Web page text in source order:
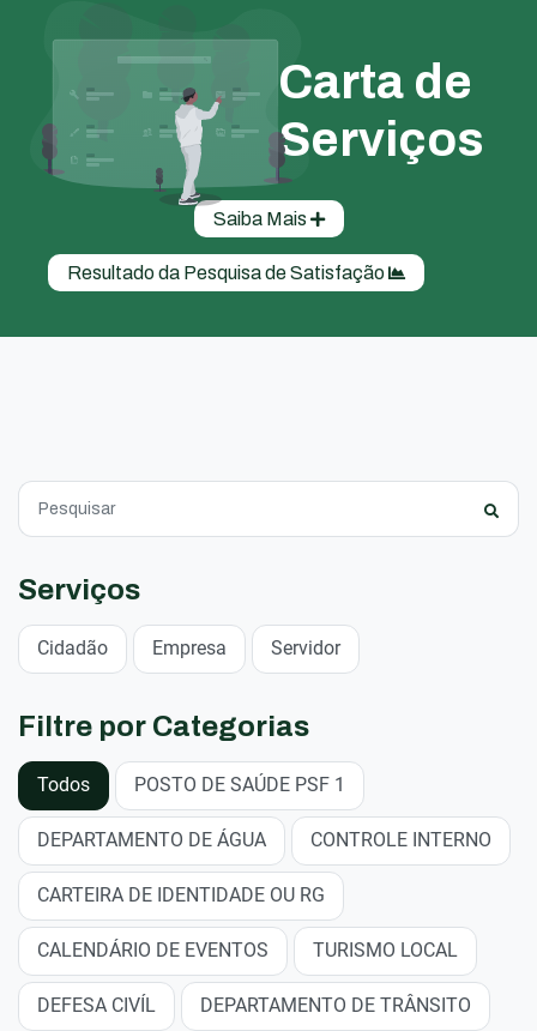
Carta de
Serviços
Saiba Mais
Resultado da Pesquisa de Satisfação
Serviços
Cidadão Empresa Servidor
Filtre por Categorias
Todos POSTO DE SAÚDE PSF 1
DEPARTAMENTO DE ÁGUA CONTROLE INTERNO
CARTEIRA DE IDENTIDADE OU RG
CALENDÁRIO DE EVENTOS TURISMO LOCAL
DEFESA CIVÍL DEPARTAMENTO DE TRÂNSITO